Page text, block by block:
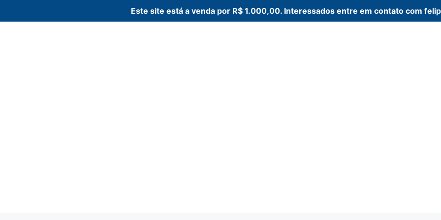
Este site está a venda por R$ 1.000,00. Interessados entre em contato com